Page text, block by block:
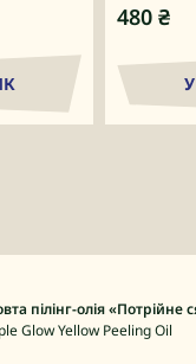
480 ₴
пілінг-олія «Потрійне
Glow Yellow Peeling Oil